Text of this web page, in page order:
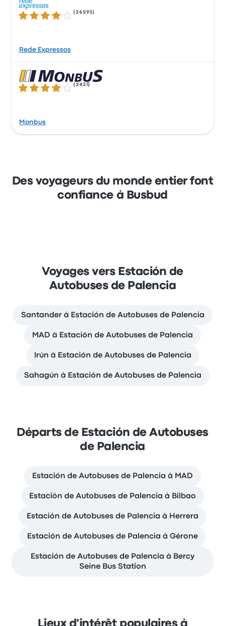
4.2 sur 5 étoiles(26593)
Rede Expressos
3.9 sur 5 étoiles(2421 )
Monbus
Des voyageurs du monde entier font
confiance à Busbud
Voyages vers Estación de
Autobuses de Palencia
Santander à Estación de Autobuses de Palencia
MAD à Estación de Autobuses de Palencia
Irún à Estación de Autobuses de Palencia
Sahagún à Estación de Autobuses de Palencia
Départs de Estación de Autobuses
de Palencia
Estación de Autobuses de Palencia à MAD
Estación de Autobuses de Palencia à Bilbao
Estación de Autobuses de Palencia à Herrera
Estación de Autobuses de Palencia à Gérone
Estación de Autobuses de Palencia à Bercy
Seine Bus Station
Lieux d'intérêt populaires à